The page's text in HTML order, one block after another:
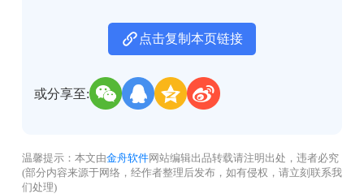
点击复制本页链接
或分享至:
温馨提示：本文由金舟软件网站编辑出品转载请注明出处，违者必究
(部分内容来源于网络，经作者整理后发布，如有侵权，请立刻联系我
们处理)